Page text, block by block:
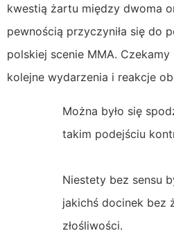
kwestią żartu między dwoma
pewnością przyczyniła się do
polskiej scenie MMA.
kolejne wydarzenia i reakcje
Można było się
takim podejściu
Niestety bez sensu
jakichś docinek bez
złośliwości.